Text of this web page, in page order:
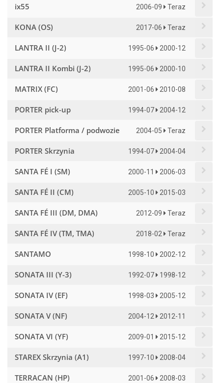
ix55 2006-09 Teraz
KONA (OS) 2017-06 Teraz
LANTRA II (J-2) 1995-06 2000-12
LANTRA II Kombi (J-2) 1995-06 2000-10
MATRIX (FC) 2001-06 2010-08
PORTER pick-up 1994-07 2004-12
PORTER Platforma / podwozie 2004-05 Teraz
PORTER Skrzynia 1994-07 2004-04
SANTA FÉ I (SM) 2000-11 2006-03
SANTA FÉ II (CM) 2005-10 2015-03
SANTA FÉ III (DM, DMA) 2012-09 Teraz
SANTA FÉ IV (TM, TMA) 2018-02 Teraz
SANTAMO 1998-10 2002-12
SONATA III (Y-3) 1992-07 1998-12
SONATA IV (EF) 1998-03 2005-12
SONATA V (NF) 2004-12 2012-11
SONATA VI (YF) 2009-01 2015-12
STAREX Skrzynia (A1) 1997-10 2008-04
TERRACAN (HP) 2001-06 2008-03